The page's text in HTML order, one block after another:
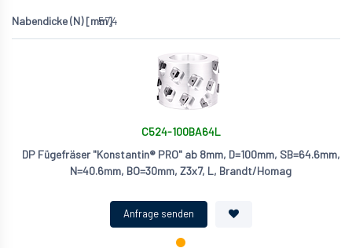
57.4
C524-100BA64L
DP Fügefräser "Konstantin® PRO" ab 8mm, D=100mm, SB=64.6mm,
N=40.6mm, BO=30mm, Z3x7, L, Brandt/Homag